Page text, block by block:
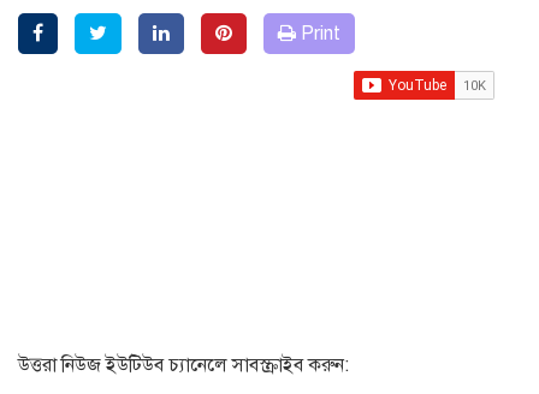
Print
উত্তরা নিউজ ইউটিউব চ্যানেলে সাবস্ক্রাইব করুন: